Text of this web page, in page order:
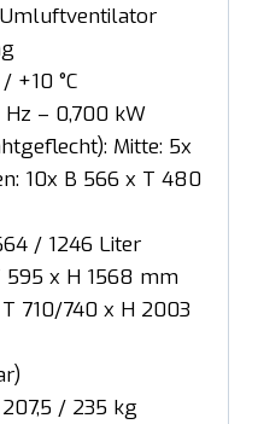
+10 °C
– 0,700 kW
Mitte: 5x
10x B 566 x T 480
/ 1246 Liter
595 x H 1568 mm
710/740 x H 2003
/ 235 kg